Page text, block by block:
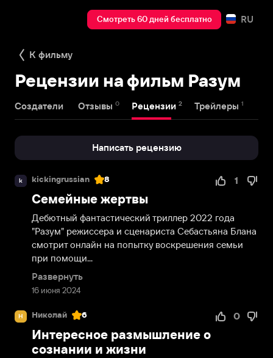
Смотреть 60 дней бесплатно RU
К фильму
Рецензии на фильм Разум
Создатели Отзывы 0 Рецензии 2 Трейлеры 1
Написать рецензию
k kickingrussian
16 июня 2024
8 1
Семейные жертвы
Дебютный фантастический триллер 2022 года
"Разум" режиссера и сценариста Себастьяна Блана
смотрит онлайн на попытку воскрешения семьи
при помощи...
Развернуть
Н Николай 6 0
Интересное размышление о
сознании и жизни